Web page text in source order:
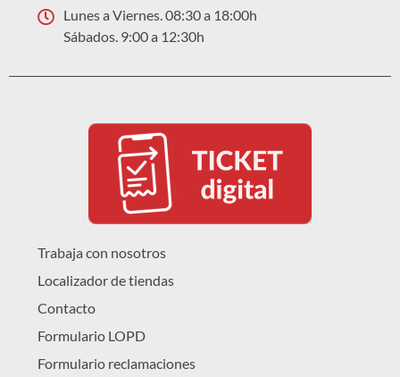
Lunes a Viernes. 08:30 a 18:00h
Sábados. 9:00 a 12:30h
Trabaja con nosotros
Localizador de tiendas
Contacto
Formulario LOPD
Formulario reclamaciones